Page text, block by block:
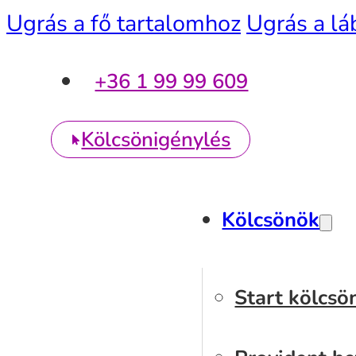
Ugrás a fő tartalomhoz Ugrás a
+36 1 99 99 609
Kölcsönigénylés
Kölcsönök
Start